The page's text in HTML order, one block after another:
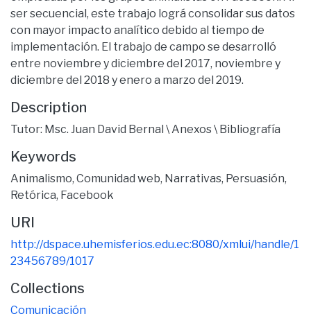
ser secuencial, este trabajo lográ consolidar sus datos
con mayor impacto analítico debido al tiempo de
implementación. El trabajo de campo se desarrolló
entre noviembre y diciembre del 2017, noviembre y
diciembre del 2018 y enero a marzo del 2019.
Description
Tutor: Msc. Juan David Bernal \ Anexos \ Bibliografía
Keywords
Animalismo, Comunidad web, Narrativas, Persuasión,
Retórica, Facebook
URI
http://dspace.uhemisferios.edu.ec:8080/xmlui/handle/1
23456789/1017
Collections
Comunicación